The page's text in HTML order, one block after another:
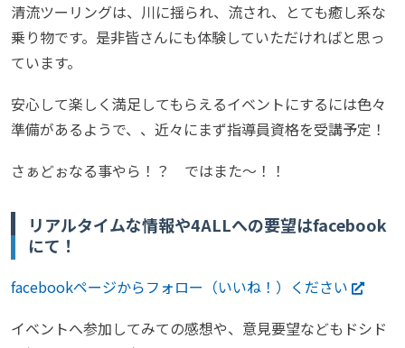
清流ツーリングは、川に揺られ、流され、とても癒し系な
乗り物です。是非皆さんにも体験していただければと思っ
ています。
安心して楽しく満足してもらえるイベントにするには色々
準備があるようで、、近々にまず指導員資格を受講予定！
さぁどぉなる事やら！？ ではまた～！！
リアルタイムな情報や4ALLへの要望はfacebook
にて！
facebookページからフォロー（いいね！）ください
イベントへ参加してみての感想や、意見要望などもドシド